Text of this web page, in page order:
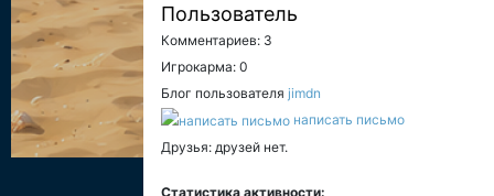
Пользователь
Комментариев: 3
Игрокарма: 0
Блог пользователя jimdn
написать письмо
Друзья: друзей нет.
Статистика активности: